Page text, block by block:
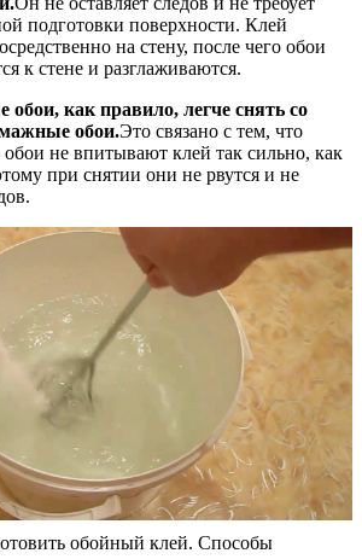
подготовки поверхности. Клей
на стену, после чего обои
к стене и разглаживаются.
обои, как правило, легче снять со
обои.Это связано с тем, что
не впитывают клей так сильно, как
при снятии они не рвутся и не
обойный клей. Способы